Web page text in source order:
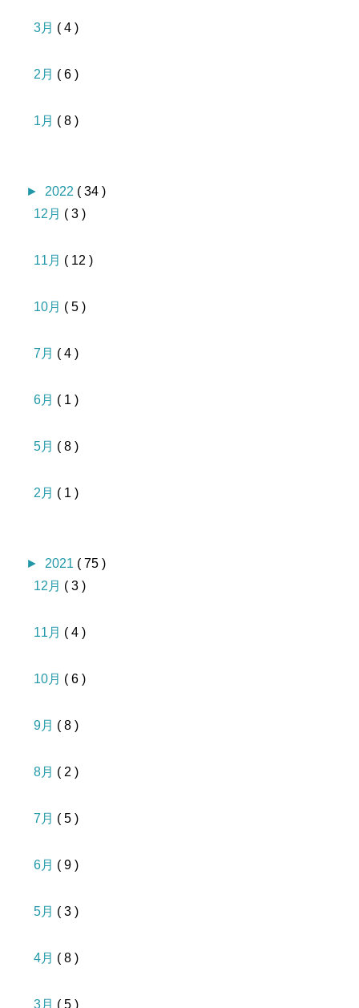
3月 ( 4 )
2月 ( 6 )
1月 ( 8 )
► 2022 ( 34 )
12月 ( 3 )
11月 ( 12 )
10月 ( 5 )
7月 ( 4 )
6月 ( 1 )
5月 ( 8 )
2月 ( 1 )
► 2021 ( 75 )
12月 ( 3 )
11月 ( 4 )
10月 ( 6 )
9月 ( 8 )
8月 ( 2 )
7月 ( 5 )
6月 ( 9 )
5月 ( 3 )
4月 ( 8 )
3月 ( 5 )